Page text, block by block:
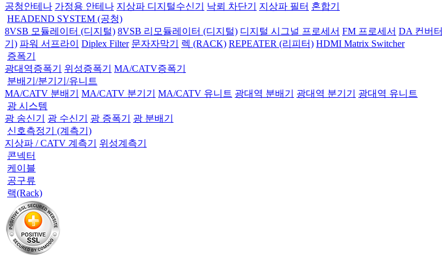
공청안테나 가정용 안테나 지상파 디지털수신기 낙뢰 차단기 지상파 필터 혼합기
HEADEND SYSTEM (공청)
8VSB 모듈레이터 (디지털) 8VSB 리모듈레이터 (디지털) 디지털 시그널 프로세서 FM 프로세서 DA 컨버터
기) 파워 서프라이 Diplex Filter 문자자막기 렉 (RACK) REPEATER (리피터) HDMI Matrix Switcher
증폭기
광대역증폭기
위성증폭기
MA/CATV증폭기
분배기/분기기/유니트
MA/CATV 분배기
MA/CATV 분기기 MA/CATV 유니트 광대역 분배기 광대역 분기기
광대역 유니트
광 시스템
광 송신기
광 수신기 광 증폭기
광 분배기
신호측정기 (계측기)
지상파 / CATV 계측기
위성계측기
콘넥터
케이블
공구류
랙(Rack)